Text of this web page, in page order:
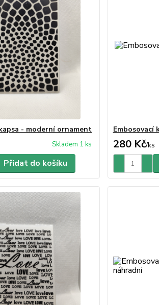
- moderní ornament
Skladem 1 ks
Přidat do košíku
Embosovací
280 Kč/ks